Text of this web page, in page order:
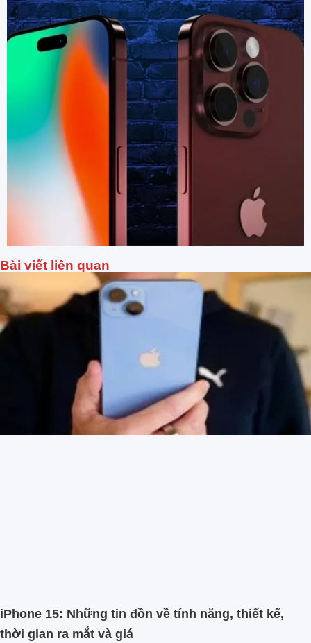
Bài viết liên quan
iPhone 15: Những tin đồn về tính năng, thiết kế,
thời gian ra mắt và giá